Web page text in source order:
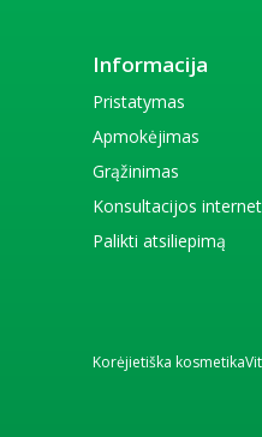
Informacija
Pristatymas
Apmokėjimas
Grąžinimas
Konsultacijos
Palikti atsiliepimą
Korėjietiška kosmetika